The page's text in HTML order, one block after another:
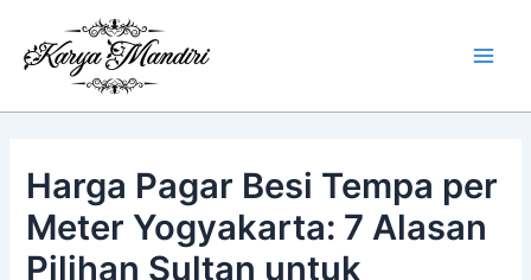
konten
Harga Pagar Besi Tempa per
Meter Yogyakarta: 7 Alasan
Pilihan Sultan untuk